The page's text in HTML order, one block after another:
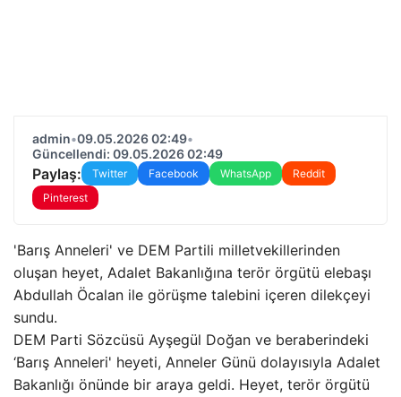
admin•09.05.2026 02:49•
Güncellendi: 09.05.2026 02:49
Paylaş: Twitter Facebook WhatsApp
Reddit
Pinterest
'Barış Anneleri' ve DEM Partili milletvekillerinden
oluşan heyet, Adalet Bakanlığına terör örgütü elebaşı
Abdullah Öcalan ile görüşme talebini içeren dilekçeyi
sundu.
DEM Parti Sözcüsü Ayşegül Doğan ve beraberindeki
‘Barış Anneleri' heyeti, Anneler Günü dolayısıyla Adalet
Bakanlığı önünde bir araya geldi. Heyet, terör örgütü